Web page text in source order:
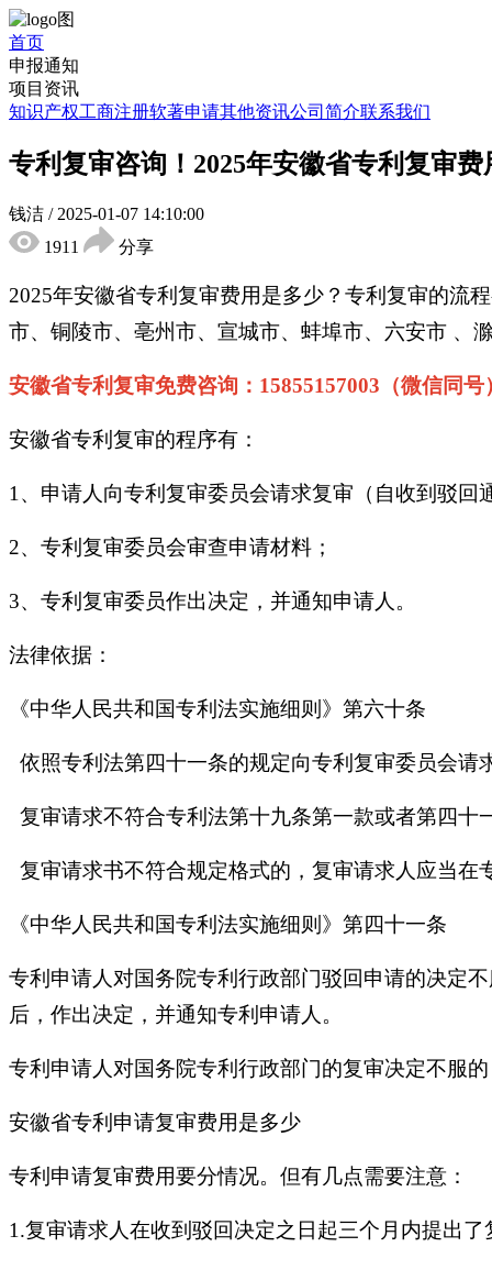
首页
申报通知
项目资讯
知识产权工商注册软著申请其他资讯公司简介联系我们
专利复审咨询！2025年安徽省专利复审
钱洁 / 2025-01-07 14:10:00
1911
分享
2025年安徽省专利复审费用是多少？专利复审的流
市、铜陵市、亳州市、宣城市、蚌埠市、六安市 、
安徽省专利复审免费咨询：15855157003（微信同号
安徽省专利复审的程序有：
1、申请人向专利复审委员会请求复审（自收到驳
2、专利复审委员会审查申请材料；
3、专利复审委员作出决定，并通知申请人。
法律依据：
《中华人民共和国专利法实施细则》第六十条
依照专利法第四十一条的规定向专利复审委员会
复审请求不符合专利法第十九条第一款或者第四
复审请求书不符合规定格式的，复审请求人应当
《中华人民共和国专利法实施细则》第四十一条
专利申请人对国务院专利行政部门驳回申请的决定
后，作出决定，并通知专利申请人。
专利申请人对国务院专利行政部门的复审决定不服
安徽省专利申请复审费用是多少
专利申请复审费用要分情况。但有几点需要注意：
1.复审请求人在收到驳回决定之日起三个月内提出